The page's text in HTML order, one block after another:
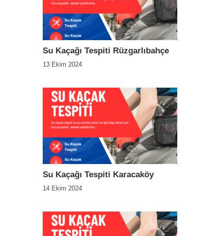
Su Kaçağı Tespiti Rüzgarlıbahçe
13 Ekim 2024
Su Kaçağı Tespiti Karacaköy
14 Ekim 2024